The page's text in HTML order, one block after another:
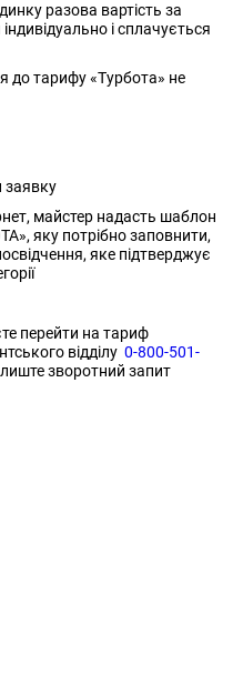
разова вартість за
і сплачується
до тарифу «Турбота» не
заявку
майстер надасть шаблон
яку потрібно заповнити,
яке підтверджує
перейти на тариф
відділу 0-800-501-
зворотний запит